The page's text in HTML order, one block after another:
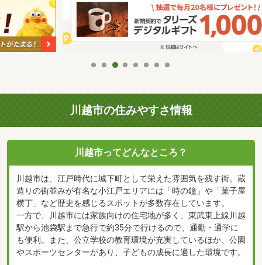
川越市の住みやすさ情報
川越市ってどんなところ？
川越市は、江戸時代に城下町として栄えた雰囲気を残す街。蔵
造りの街並みが有名な小江戸エリアには「時の鐘」や「菓子屋
横丁」など歴史を感じるスポットが多数存在しています。
一方で、川越市には家族向けの住宅地が多く、東武東上線川越
駅から池袋駅まで急行で約35分で行けるので、通勤・通学に
も便利。また、公立学校の教育環境が充実しているほか、公園
やスポーツセンターがあり、子どもの成長に適した環境です。